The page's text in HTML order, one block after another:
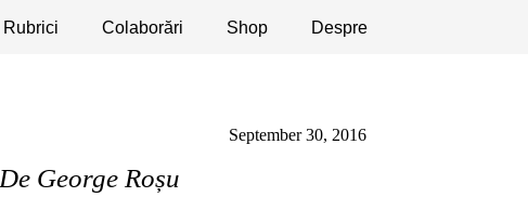
Rubrici Colaborări Shop Despre
Publicaţii Dezbateri Apeluri
September 30, 2016
De George Roșu